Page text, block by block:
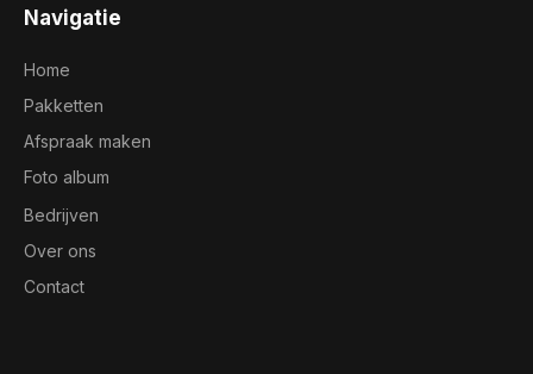
Navigatie
Home
Pakketten
Afspraak maken
Foto album
Bedrijven
Over ons
Contact